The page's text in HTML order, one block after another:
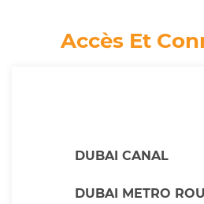
Accès Et
DUBAI CANAL
DUBAI METRO